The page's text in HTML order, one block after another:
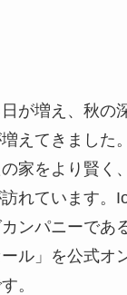
が増え、秋の
えてきました
家をより賢く
れています。
ンパニーであ
ール」を公式オ
。